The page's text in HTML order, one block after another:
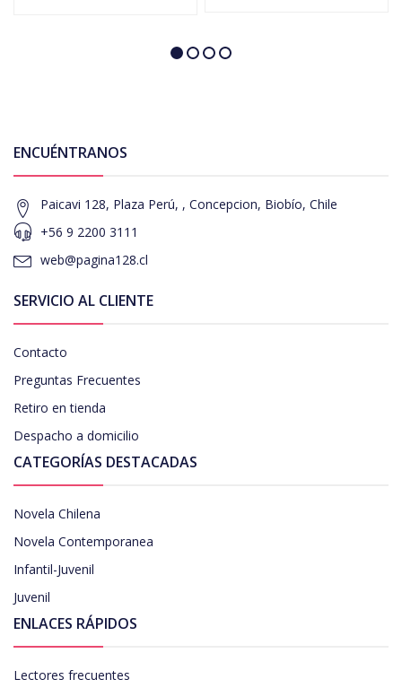
ENCUÉNTRANOS
Paicavi 128, Plaza Perú, , Concepcion, Biobío, Chile
+56 9 2200 3111
web@pagina128.cl
SERVICIO AL CLIENTE
Contacto
Preguntas Frecuentes
Retiro en tienda
Despacho a domicilio
CATEGORÍAS DESTACADAS
Novela Chilena
Novela Contemporanea
Infantil-Juvenil
Juvenil
ENLACES RÁPIDOS
Lectores frecuentes